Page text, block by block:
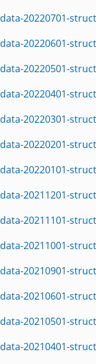
data-20220701-
data-20220601-
data-20220501-
data-20220401-
data-20220301-
data-20220201-
data-20220101-
data-20211201-
data-20211101-
data-20211001-
data-20210901-
data-20210601-
data-20210501-
data-20210401-